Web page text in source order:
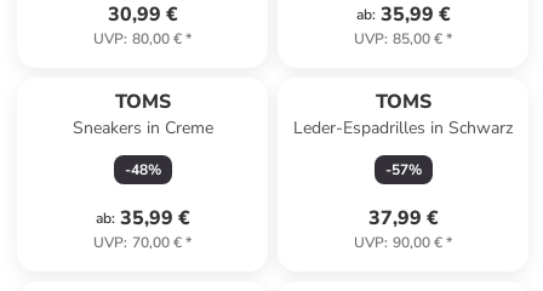
30,99 €
UVP: 80,00 €*
ab: 35,99 €
UVP: 85,00 €*
TOMS
Sneakers in Creme
-48%
ab: 35,99 €
UVP: 70,00 €*
TOMS
Leder-Espadrilles in Schwarz
-57%
37,99 €
UVP: 90,00 €*